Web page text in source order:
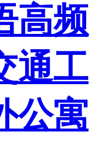
高频
通工
公寓